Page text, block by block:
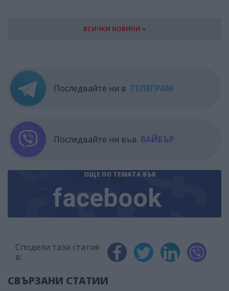
ВСИЧКИ НОВИНИ »
Последвайте ни в ТЕЛЕГРАМ
Последвайте ни във ВАЙБЪР
ОЩЕ ПО ТЕМАТА ВЪВ
facebook
Сподели тази статия
в:
СВЪРЗАНИ СТАТИИ